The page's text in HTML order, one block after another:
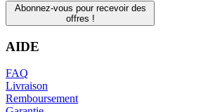
Abonnez-vous pour recevoir des
offres !
AIDE
FAQ
Livraison
Remboursement